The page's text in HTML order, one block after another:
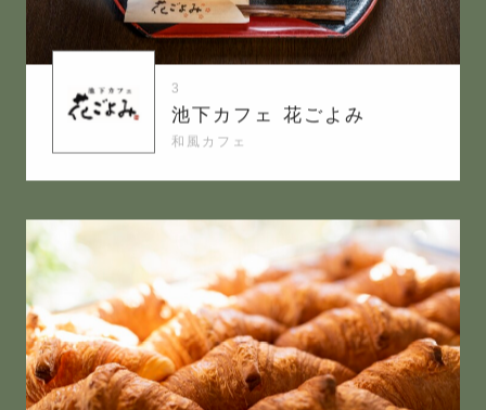
3
池下カフェ 花ごよみ
和風カフェ